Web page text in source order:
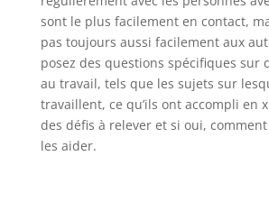
sont le plus facilement en contact,
pas toujours aussi facilement aux
posez des questions spécifiques sur
au travail, tels que les sujets sur
travaillent, ce qu’ils ont accompli en
des défis à relever et si oui,
les aider.